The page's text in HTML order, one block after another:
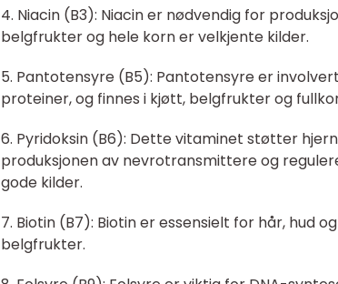
4. Niacin (B3): Niacin er nødvendig for
belgfrukter og hele korn er velkjente kilder.
5. Pantotensyre (B5): Pantotensyre er
proteiner, og finnes i kjøtt, belgfrukter og
6. Pyridoksin (B6): Dette vitaminet støtter
produksjonen av nevrotransmittere og
gode kilder.
7. Biotin (B7): Biotin er essensielt for hår, hud
belgfrukter.